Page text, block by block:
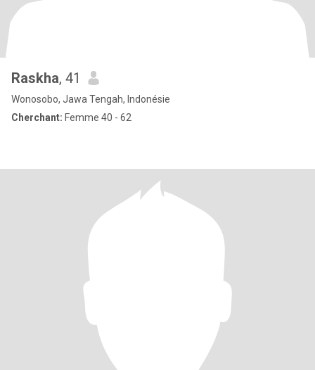
Raskha, 41
Wonosobo, Jawa Tengah, Indonésie
Cherchant: Femme 40 - 62